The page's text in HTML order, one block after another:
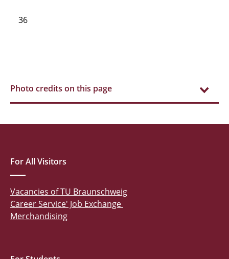
36
Photo credits on this page
For All Visitors
Vacancies of TU Braunschweig
Career Service' Job Exchange
Merchandising